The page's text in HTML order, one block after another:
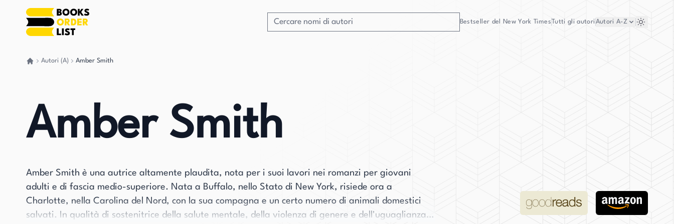
Bestseller del New York TimesTutti gli autoriAutori A-Z
Autori (A) Amber Smith
Amber Smith
Amber Smith è una autrice altamente plaudita, nota per i suoi lavori nei romanzi per giovani
adulti e di fascia medio-superiore. Nata a Buffalo, nello Stato di New York, risiede ora a
Charlotte, nella Carolina del Nord, con la sua compagna e un certo numero di animali domestici
salvati. In qualità di sostenitrice della salute mentale, della violenza di genere e dell'uguaglianza